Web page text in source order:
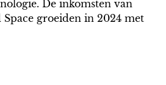
De inkomsten van
groeiden in 2024 met